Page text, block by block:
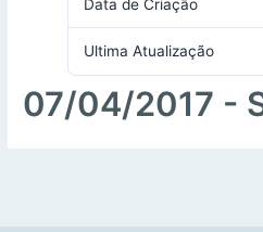
Data de Criação
Ultima Atualização
07/04/2017 -